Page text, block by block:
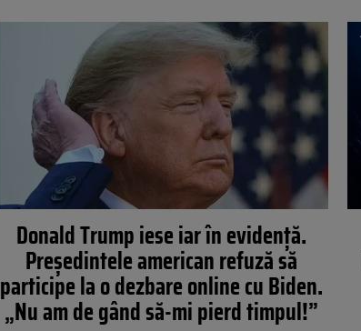
Donald Trump iese iar în evidență.
Președintele american refuză să
participe la o dezbare online cu Biden.
„Nu am de gând să-mi pierd timpul!”